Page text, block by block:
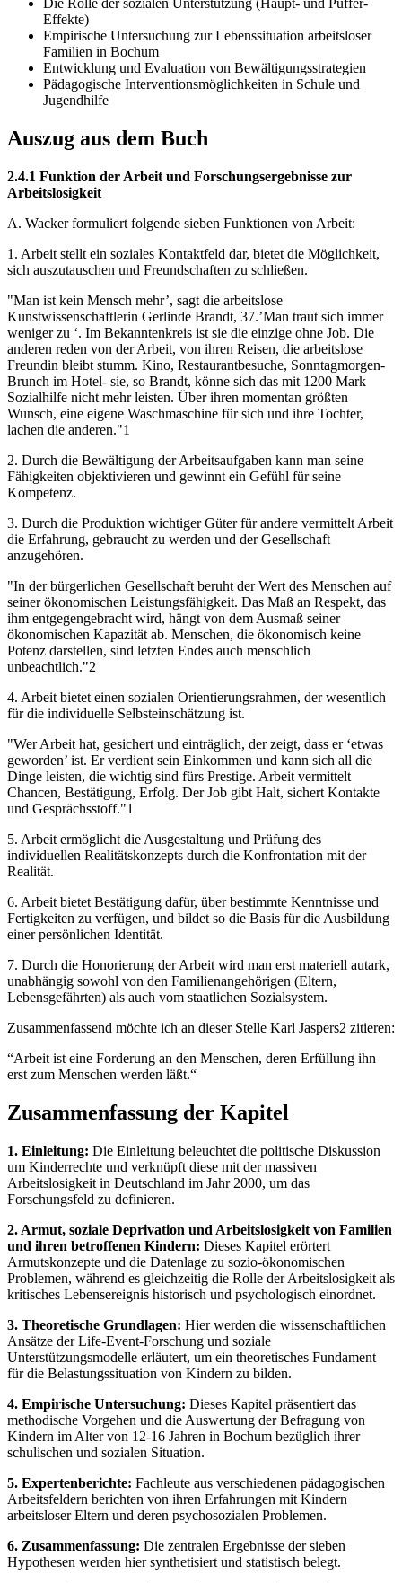
Die Rolle der sozialen Unterstützung (Haupt- und Puffer-
Effekte)
Empirische Untersuchung zur Lebenssituation arbeitsloser
Familien in Bochum
Entwicklung und Evaluation von Bewältigungsstrategien
Pädagogische Interventionsmöglichkeiten in Schule und
Jugendhilfe
Auszug aus dem Buch
2.4.1 Funktion der Arbeit und Forschungsergebnisse zur
Arbeitslosigkeit
A. Wacker formuliert folgende sieben Funktionen von Arbeit:
1. Arbeit stellt ein soziales Kontaktfeld dar, bietet die Möglichkeit,
sich auszutauschen und Freundschaften zu schließen.
"Man ist kein Mensch mehr’, sagt die arbeitslose
Kunstwissenschaftlerin Gerlinde Brandt, 37.’Man traut sich immer
weniger zu ‘. Im Bekanntenkreis ist sie die einzige ohne Job. Die
anderen reden von der Arbeit, von ihren Reisen, die arbeitslose
Freundin bleibt stumm. Kino, Restaurantbesuche, Sonntagmorgen-
Brunch im Hotel- sie, so Brandt, könne sich das mit 1200 Mark
Sozialhilfe nicht mehr leisten. Über ihren momentan größten
Wunsch, eine eigene Waschmaschine für sich und ihre Tochter,
lachen die anderen."1
2. Durch die Bewältigung der Arbeitsaufgaben kann man seine
Fähigkeiten objektivieren und gewinnt ein Gefühl für seine
Kompetenz.
3. Durch die Produktion wichtiger Güter für andere vermittelt Arbeit
die Erfahrung, gebraucht zu werden und der Gesellschaft
anzugehören.
"In der bürgerlichen Gesellschaft beruht der Wert des Menschen auf
seiner ökonomischen Leistungsfähigkeit. Das Maß an Respekt, das
ihm entgegengebracht wird, hängt von dem Ausmaß seiner
ökonomischen Kapazität ab. Menschen, die ökonomisch keine
Potenz darstellen, sind letzten Endes auch menschlich
unbeachtlich."2
4. Arbeit bietet einen sozialen Orientierungsrahmen, der wesentlich
für die individuelle Selbsteinschätzung ist.
"Wer Arbeit hat, gesichert und einträglich, der zeigt, dass er ‘etwas
geworden’ ist. Er verdient sein Einkommen und kann sich all die
Dinge leisten, die wichtig sind fürs Prestige. Arbeit vermittelt
Chancen, Bestätigung, Erfolg. Der Job gibt Halt, sichert Kontakte
und Gesprächsstoff."1
5. Arbeit ermöglicht die Ausgestaltung und Prüfung des
individuellen Realitätskonzepts durch die Konfrontation mit der
Realität.
6. Arbeit bietet Bestätigung dafür, über bestimmte Kenntnisse und
Fertigkeiten zu verfügen, und bildet so die Basis für die Ausbildung
einer persönlichen Identität.
7. Durch die Honorierung der Arbeit wird man erst materiell autark,
unabhängig sowohl von den Familienangehörigen (Eltern,
Lebensgefährten) als auch vom staatlichen Sozialsystem.
Zusammenfassend möchte ich an dieser Stelle Karl Jaspers2 zitieren:
“Arbeit ist eine Forderung an den Menschen, deren Erfüllung ihn
erst zum Menschen werden läßt.“
Zusammenfassung der Kapitel
1. Einleitung: Die Einleitung beleuchtet die politische Diskussion
um Kinderrechte und verknüpft diese mit der massiven
Arbeitslosigkeit in Deutschland im Jahr 2000, um das
Forschungsfeld zu definieren.
2. Armut, soziale Deprivation und Arbeitslosigkeit von Familien
und ihren betroffenen Kindern: Dieses Kapitel erörtert
Armutskonzepte und die Datenlage zu sozio-ökonomischen
Problemen, während es gleichzeitig die Rolle der Arbeitslosigkeit als
kritisches Lebensereignis historisch und psychologisch einordnet.
3. Theoretische Grundlagen: Hier werden die wissenschaftlichen
Ansätze der Life-Event-Forschung und soziale
Unterstützungsmodelle erläutert, um ein theoretisches Fundament
für die Belastungssituation von Kindern zu bilden.
4. Empirische Untersuchung: Dieses Kapitel präsentiert das
methodische Vorgehen und die Auswertung der Befragung von
Kindern im Alter von 12-16 Jahren in Bochum bezüglich ihrer
schulischen und sozialen Situation.
5. Expertenberichte: Fachleute aus verschiedenen pädagogischen
Arbeitsfeldern berichten von ihren Erfahrungen mit Kindern
arbeitsloser Eltern und deren psychosozialen Problemen.
6. Zusammenfassung: Die zentralen Ergebnisse der sieben
Hypothesen werden hier synthetisiert und statistisch belegt.